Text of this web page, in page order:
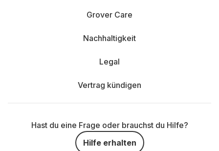
Grover Care
Nachhaltigkeit
Legal
Vertrag kündigen
Hast du eine Frage oder brauchst du Hilfe?
Hilfe erhalten